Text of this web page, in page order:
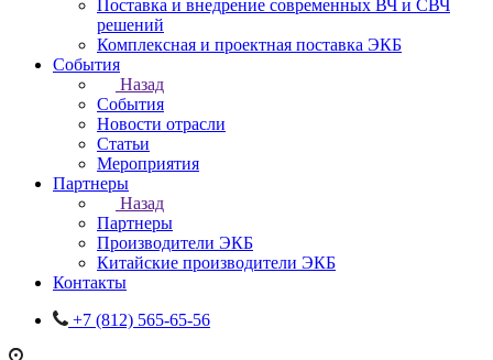
Поставка и внедрение современных ВЧ и СВЧ
решений
Комплексная и проектная поставка ЭКБ
События
Назад
События
Новости отрасли
Статьи
Мероприятия
Партнеры
Назад
Партнеры
Производители ЭКБ
Китайские производители ЭКБ
Контакты
+7 (812) 565-65-56